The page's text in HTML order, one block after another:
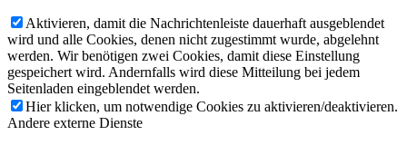
Aktivieren, damit die Nachrichtenleiste dauerhaft ausgeblendet
wird und alle Cookies, denen nicht zugestimmt wurde, abgelehnt
werden. Wir benötigen zwei Cookies, damit diese Einstellung
gespeichert wird. Andernfalls wird diese Mitteilung bei jedem
Seitenladen eingeblendet werden.
Hier klicken, um notwendige Cookies zu aktivieren/deaktivieren.
Andere externe Dienste